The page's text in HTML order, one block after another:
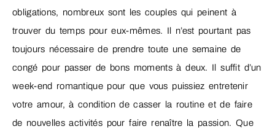
obligations, nombreux sont les couples qui peinent à
trouver du temps pour eux-mêmes. Il n’est pourtant pas
toujours nécessaire de prendre toute une semaine de
congé pour passer de bons moments à deux. Il suffit d’un
week-end romantique pour que vous puissiez entretenir
votre amour, à condition de casser la routine et de faire
de nouvelles activités pour faire renaître la passion. Que